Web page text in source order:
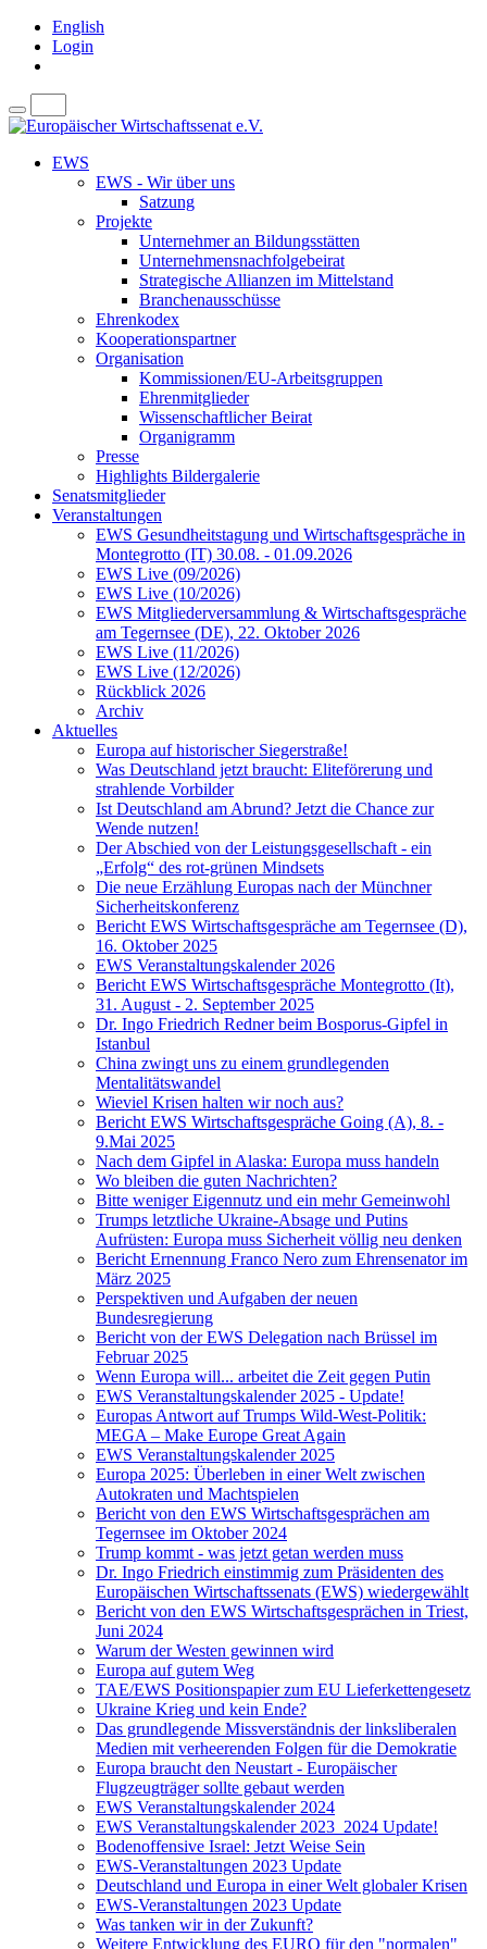
English
Login
EWS
EWS - Wir über uns
Satzung
Projekte
Unternehmer an Bildungsstätten
Unternehmensnachfolgebeirat
Strategische Allianzen im Mittelstand
Branchenausschüsse
Ehrenkodex
Kooperationspartner
Organisation
Kommissionen/EU-Arbeitsgruppen
Ehrenmitglieder
Wissenschaftlicher Beirat
Organigramm
Presse
Highlights Bildergalerie
Senatsmitglieder
Veranstaltungen
EWS Gesundheitstagung und Wirtschaftsgespräche in
Montegrotto (IT) 30.08. - 01.09.2026
EWS Live (09/2026)
EWS Live (10/2026)
EWS Mitgliederversammlung & Wirtschaftsgespräche
am Tegernsee (DE), 22. Oktober 2026
EWS Live (11/2026)
EWS Live (12/2026)
Rückblick 2026
Archiv
Aktuelles
Europa auf historischer Siegerstraße!
Was Deutschland jetzt braucht: Eliteförerung und
strahlende Vorbilder
Ist Deutschland am Abrund? Jetzt die Chance zur
Wende nutzen!
Der Abschied von der Leistungsgesellschaft - ein
„Erfolg“ des rot-grünen Mindsets
Die neue Erzählung Europas nach der Münchner
Sicherheitskonferenz
Bericht EWS Wirtschaftsgespräche am Tegernsee (D),
16. Oktober 2025
EWS Veranstaltungskalender 2026
Bericht EWS Wirtschaftsgespräche Montegrotto (It),
31. August - 2. September 2025
Dr. Ingo Friedrich Redner beim Bosporus-Gipfel in
Istanbul
China zwingt uns zu einem grundlegenden
Mentalitätswandel
Wieviel Krisen halten wir noch aus?
Bericht EWS Wirtschaftsgespräche Going (A), 8. -
9.Mai 2025
Nach dem Gipfel in Alaska: Europa muss handeln
Wo bleiben die guten Nachrichten?
Bitte weniger Eigennutz und ein mehr Gemeinwohl
Trumps letztliche Ukraine-Absage und Putins
Aufrüsten: Europa muss Sicherheit völlig neu denken
Bericht Ernennung Franco Nero zum Ehrensenator im
März 2025
Perspektiven und Aufgaben der neuen
Bundesregierung
Bericht von der EWS Delegation nach Brüssel im
Februar 2025
Wenn Europa will... arbeitet die Zeit gegen Putin
EWS Veranstaltungskalender 2025 - Update!
Europas Antwort auf Trumps Wild-West-Politik:
MEGA – Make Europe Great Again
EWS Veranstaltungskalender 2025
Europa 2025: Überleben in einer Welt zwischen
Autokraten und Machtspielen
Bericht von den EWS Wirtschaftsgesprächen am
Tegernsee im Oktober 2024
Trump kommt - was jetzt getan werden muss
Dr. Ingo Friedrich einstimmig zum Präsidenten des
Europäischen Wirtschaftssenats (EWS) wiedergewählt
Bericht von den EWS Wirtschaftsgesprächen in Triest,
Juni 2024
Warum der Westen gewinnen wird
Europa auf gutem Weg
TAE/EWS Positionspapier zum EU Lieferkettengesetz
Ukraine Krieg und kein Ende?
Das grundlegende Missverständnis der linksliberalen
Medien mit verheerenden Folgen für die Demokratie
Europa braucht den Neustart - Europäischer
Flugzeugträger sollte gebaut werden
EWS Veranstaltungskalender 2024
EWS Veranstaltungskalender 2023_2024 Update!
Bodenoffensive Israel: Jetzt Weise Sein
EWS-Veranstaltungen 2023 Update
Deutschland und Europa in einer Welt globaler Krisen
EWS-Veranstaltungen 2023 Update
Was tanken wir in der Zukunft?
Weitere Entwicklung des EURO für den "normalen"